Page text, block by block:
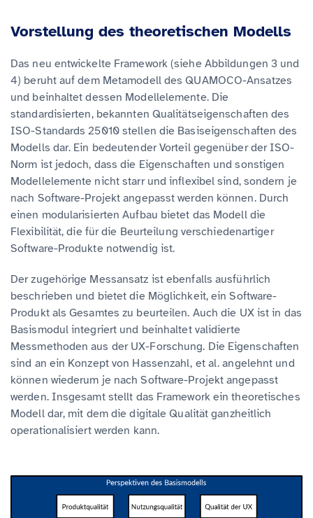
Vorstellung des theoretischen Modells
Das neu entwickelte Framework (siehe Abbildungen 3 und
4) beruht auf dem Metamodell des QUAMOCO-Ansatzes
und beinhaltet dessen Modellelemente. Die
standardisierten, bekannten Qualitätseigenschaften des
ISO-Standards 25010 stellen die Basiseigenschaften des
Modells dar. Ein bedeutender Vorteil gegenüber der ISO-
Norm ist jedoch, dass die Eigenschaften und sonstigen
Modellelemente nicht starr und inflexibel sind, sondern je
nach Software-Projekt angepasst werden können. Durch
einen modularisierten Aufbau bietet das Modell die
Flexibilität, die für die Beurteilung verschiedenartiger
Software-Produkte notwendig ist.
Der zugehörige Messansatz ist ebenfalls ausführlich
beschrieben und bietet die Möglichkeit, ein Software-
Produkt als Gesamtes zu beurteilen. Auch die UX ist in das
Basismodul integriert und beinhaltet validierte
Messmethoden aus der UX-Forschung. Die Eigenschaften
sind an ein Konzept von Hassenzahl, et al. angelehnt und
können wiederum je nach Software-Projekt angepasst
werden. Insgesamt stellt das Framework ein theoretisches
Modell dar, mit dem die digitale Qualität ganzheitlich
operationalisiert werden kann.